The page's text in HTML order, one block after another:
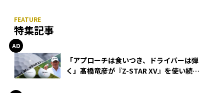
特集記事
「アプローチは食いつき、ドライバーは弾
く」髙橋竜彦が『Z-STAR XV』を使い続け